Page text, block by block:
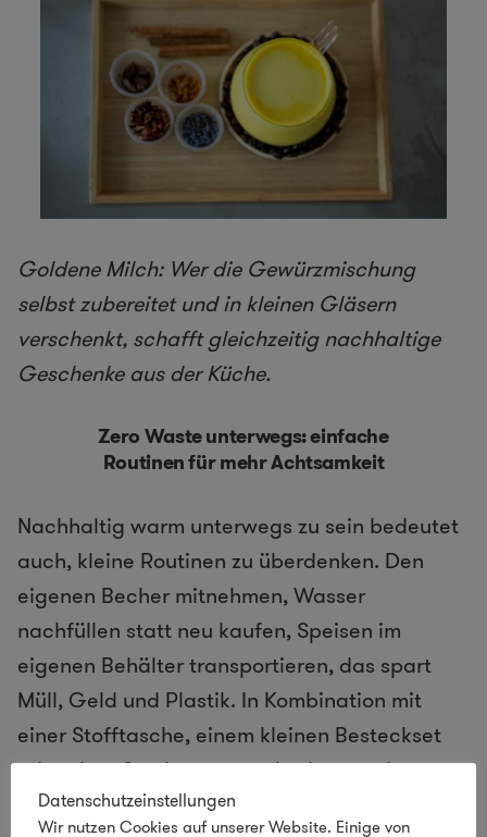
Goldene Milch: Wer die Gewürzmischung
selbst zubereitet und in kleinen Gläsern
verschenkt, schafft gleichzeitig nachhaltige
Geschenke aus der Küche.
Zero Waste unterwegs: einfache
Routinen für mehr Achtsamkeit
Nachhaltig warm unterwegs zu sein bedeutet
auch, kleine Routinen zu überdenken. Den
eigenen Becher mitnehmen, Wasser
nachfüllen statt neu kaufen, Speisen im
eigenen Behälter transportieren, das spart
Müll, Geld und Plastik. In Kombination mit
einer Stofftasche, einem kleinen Besteckset
oder einer Serviette entsteht daraus ein ganz
eigener Stil, reduziert, praktisch und schön
Datenschutzeinstellungen
Wir nutzen Cookies auf unserer Website. Einige von